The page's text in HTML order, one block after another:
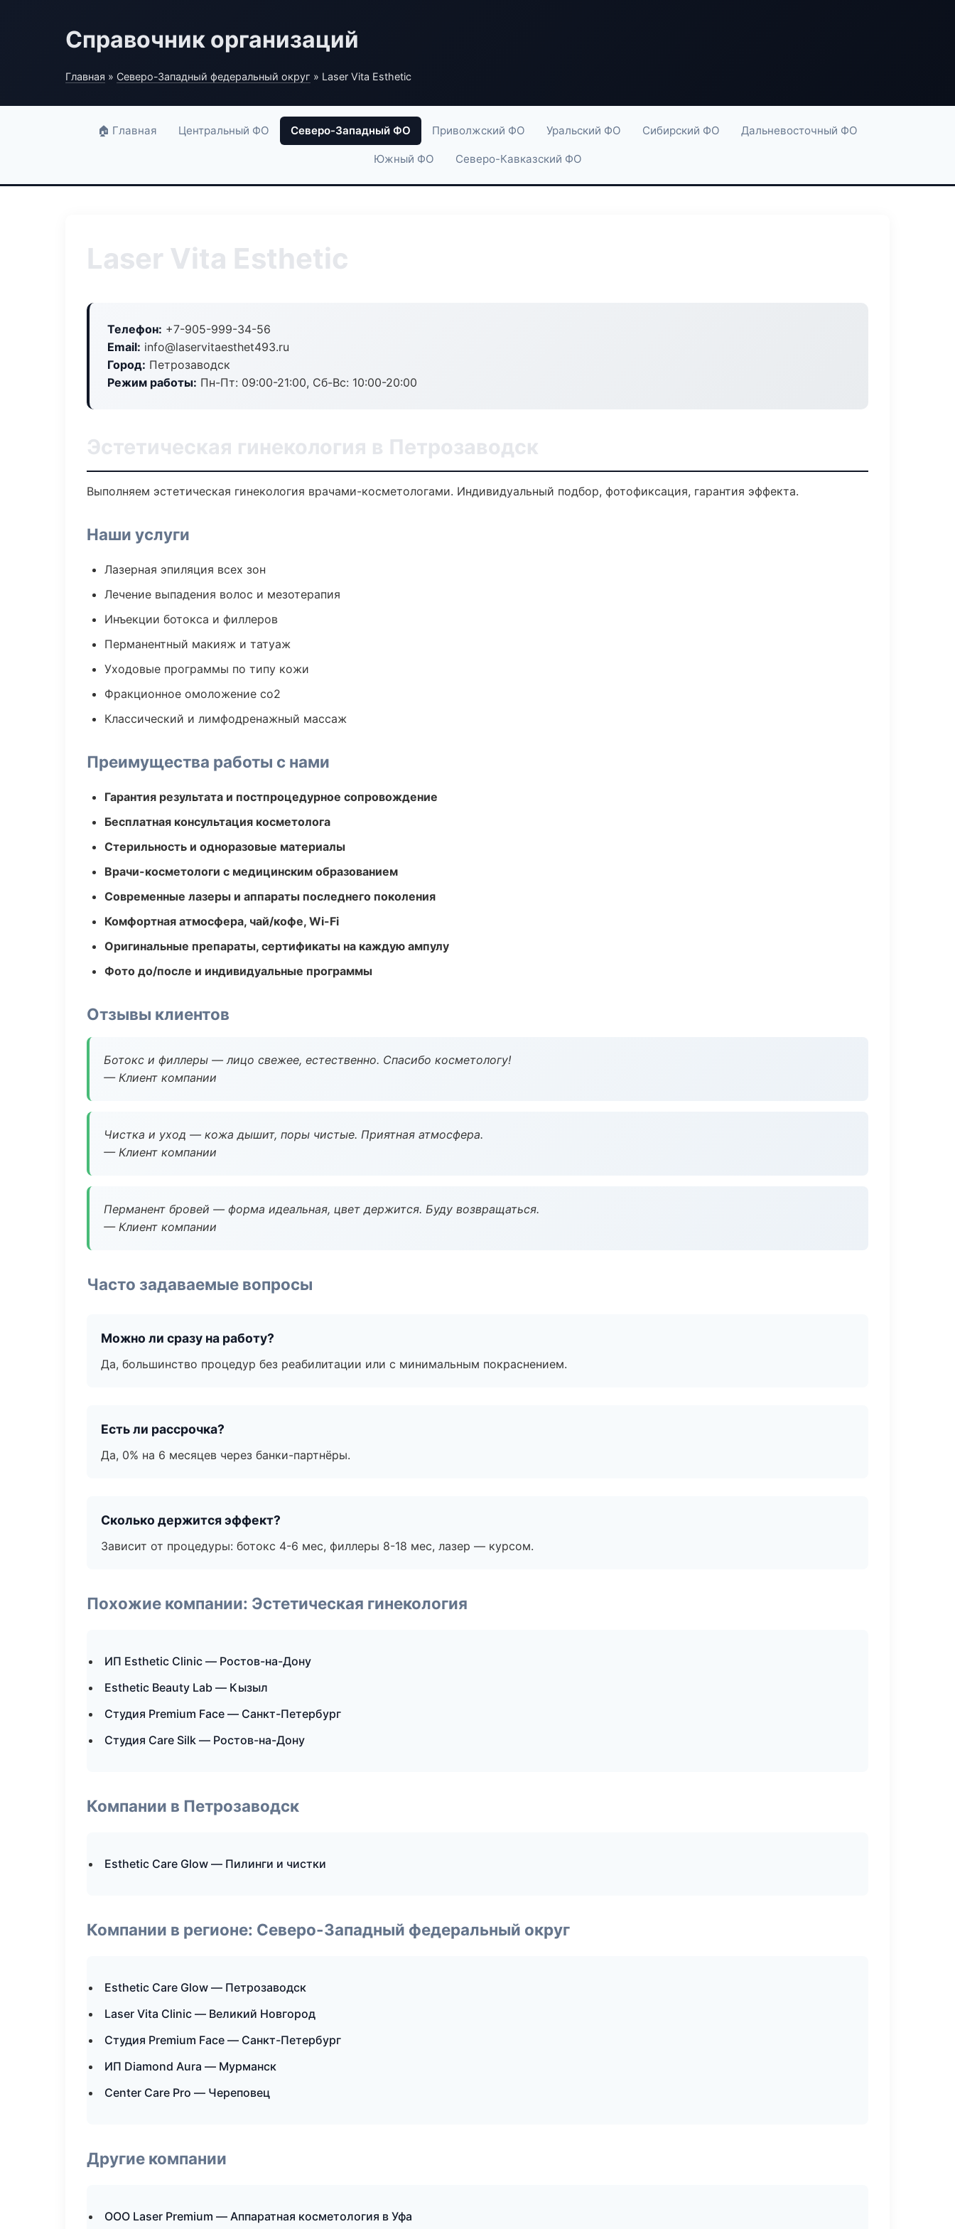
Справочник организаций
Главная » Северо-Западный федеральный округ » Laser Vita Esthetic
🏠 Главная Центральный ФО Северо-Западный ФО Приволжский ФО Уральский ФО Сибирский ФО Дальневосточный ФО
Южный ФО Северо-Кавказский ФО
Laser Vita Esthetic
Телефон: +7-905-999-34-56
Email: info@laservitaesthet493.ru
Город: Петрозаводск
Режим работы: Пн-Пт: 09:00-21:00, Сб-Вс: 10:00-20:00
Эстетическая гинекология в Петрозаводск
Выполняем эстетическая гинекология врачами-косметологами. Индивидуальный подбор, фотофиксация, гарантия эффекта.
Наши услуги
Лазерная эпиляция всех зон
Лечение выпадения волос и мезотерапия
Инъекции ботокса и филлеров
Перманентный макияж и татуаж
Уходовые программы по типу кожи
Фракционное омоложение co2
Классический и лимфодренажный массаж
Преимущества работы с нами
Гарантия результата и постпроцедурное сопровождение
Бесплатная консультация косметолога
Стерильность и одноразовые материалы
Врачи-косметологи с медицинским образованием
Современные лазеры и аппараты последнего поколения
Комфортная атмосфера, чай/кофе, Wi-Fi
Оригинальные препараты, сертификаты на каждую ампулу
Фото до/после и индивидуальные программы
Отзывы клиентов
Ботокс и филлеры — лицо свежее, естественно. Спасибо косметологу!
— Клиент компании
Чистка и уход — кожа дышит, поры чистые. Приятная атмосфера.
— Клиент компании
Перманент бровей — форма идеальная, цвет держится. Буду возвращаться.
— Клиент компании
Часто задаваемые вопросы
Можно ли сразу на работу?
Да, большинство процедур без реабилитации или с минимальным покраснением.
Есть ли рассрочка?
Да, 0% на 6 месяцев через банки-партнёры.
Сколько держится эффект?
Зависит от процедуры: ботокс 4-6 мес, филлеры 8-18 мес, лазер — курсом.
Похожие компании: Эстетическая гинекология
ИП Esthetic Clinic — Ростов-на-Дону
Esthetic Beauty Lab — Кызыл
Студия Premium Face — Санкт-Петербург
Студия Care Silk — Ростов-на-Дону
Компании в Петрозаводск
Esthetic Care Glow — Пилинги и чистки
Компании в регионе: Северо-Западный федеральный округ
Esthetic Care Glow — Петрозаводск
Laser Vita Clinic — Великий Новгород
Студия Premium Face — Санкт-Петербург
ИП Diamond Aura — Мурманск
Center Care Pro — Череповец
Другие компании
ООО Laser Premium — Аппаратная косметология в Уфа